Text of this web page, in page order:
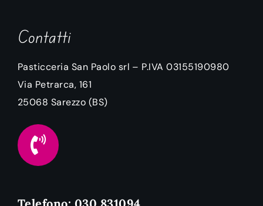
Contatti
Pasticceria San Paolo srl – P.IVA 03155190980
Via Petrarca, 161
25068 Sarezzo (BS)